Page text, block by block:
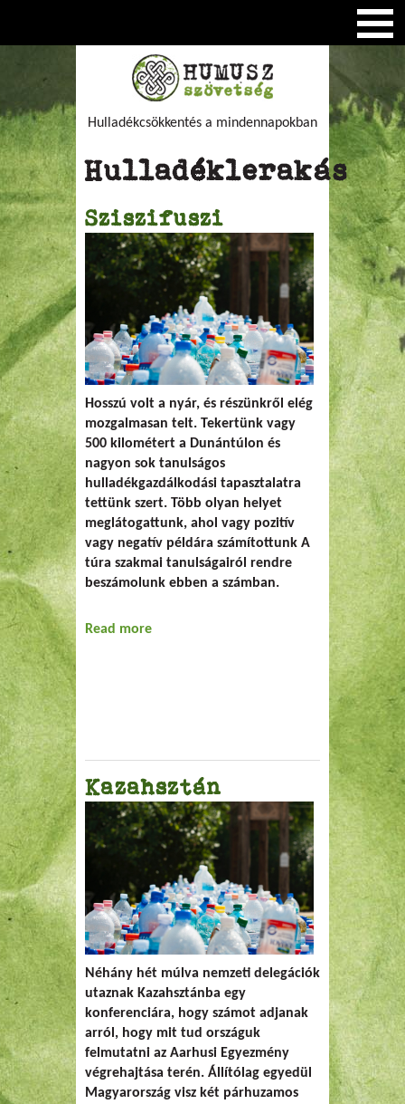
Hulladékcsökkentés a mindennapokban
Hulladéklerakás
Sziszifuszi
Hosszú volt a nyár, és részünkről elég
mozgalmasan telt. Tekertünk vagy
500 kilométert a Dunántúlon és
nagyon sok tanulságos
hulladékgazdálkodási tapasztalatra
tettünk szert. Több olyan helyet
meglátogattunk, ahol vagy pozitív
vagy negatív példára számítottunk A
túra szakmai tanulságairól rendre
beszámolunk ebben a számban.
Read more
Kazahsztán
Néhány hét múlva nemzeti delegációk
utaznak Kazahsztánba egy
konferenciára, hogy számot adjanak
arról, hogy mit tud országuk
felmutatni az Aarhusi Egyezmény
végrehajtása terén. Állítólag egyedül
Magyarország visz két párhuzamos